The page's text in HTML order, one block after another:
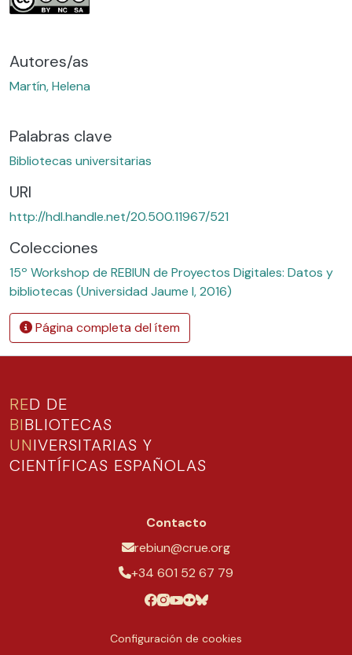
Autores/as
Martín, Helena
Palabras clave
Bibliotecas universitarias
URI
http://hdl.handle.net/20.500.11967/521
Colecciones
15º Workshop de REBIUN de Proyectos Digitales: Datos y
bibliotecas (Universidad Jaume I, 2016)
Página completa del ítem
RED DE
BIBLIOTECAS
UNIVERSITARIAS Y
CIENTÍFICAS ESPAÑOLAS
Contacto
rebiun@crue.org
+34 601 52 67 79
Configuración de cookies